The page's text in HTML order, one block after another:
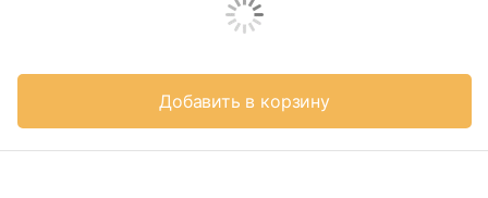
Добавить в корзину